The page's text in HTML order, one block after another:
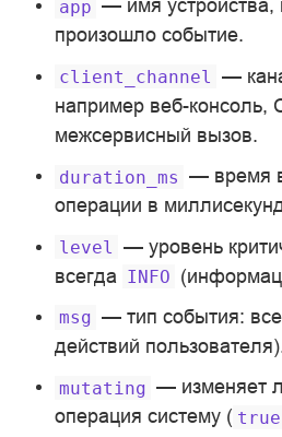
app — имя устройства,
произошло событие.
client_channel
—
например веб-консоль,
межсервисный вызов.
duration_ms — время
операции в
level
— уровень
всегда INFO
msg — тип события:
действий
mutating — изменяет
операция систему ( true